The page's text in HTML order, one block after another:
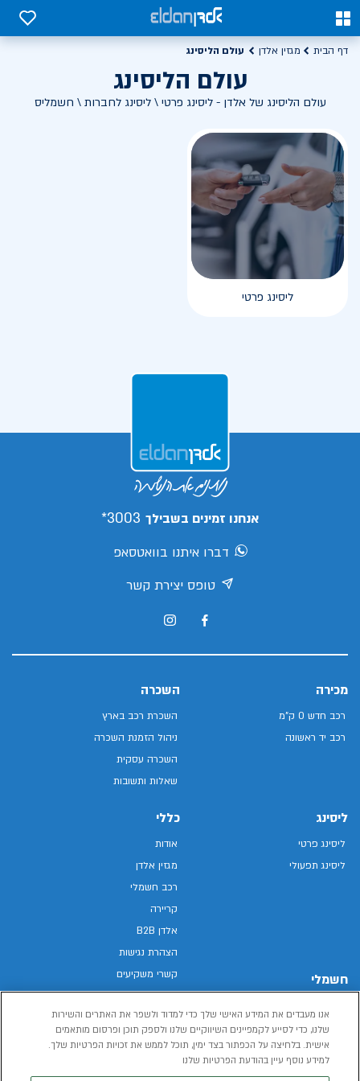
0
0
דף הבית מגזין אלדן עולם הליסינג
עולם הליסינג
עולם הליסינג של אלדן - ליסינג פרטי \ ליסינג לחברות \ חשמליס
ליסינג פרטי
אנחנו זמינים בשבילך 3003*
דברו איתנו בוואטסאפ
טופס יצירת קשר
מכירה
רכב חדש 0 ק"מ
רכב יד ראשונה
השכרה
השכרת רכב בארץ
ניהול הזמנת השכרה
השכרה עסקית
שאלות ותשובות
ליסינג
ליסינג פרטי
ליסינג תפעולי
חשמלי
רכב חשמלי
הכל על רכב חשמלי
כללי
אודות
מגזין אלדן
רכב חשמלי
קריירה
אלדן B2B
הצהרת נגישות
קשרי משקיעים
מפת האתר
מדיניות פרטיות
תנאי שימוש
אנו מעבדים את המידע האישי שלך כדי למדוד ולשפר את האתרים והשירות
שלנו, כדי לסייע לקמפיינים השיווקיים שלנו ולספק תוכן ופרסום מותאמים
אישית. בלחיצה על הכפתור בצד ימין, תוכל לממש את זכויות הפרטיות שלך.
למידע נוסף עיין בהודעת הפרטיות שלנו